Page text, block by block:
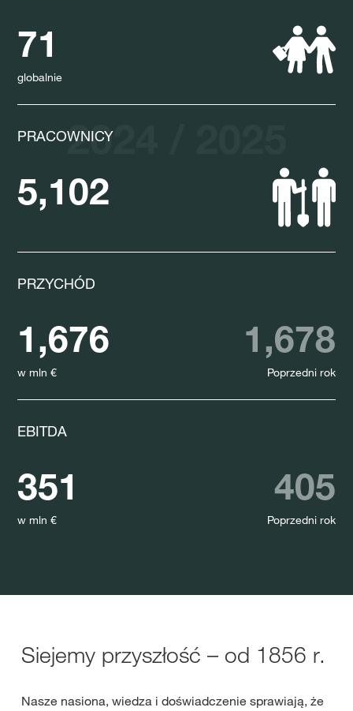
2024 / 2025
71
globalnie
PRACOWNICY
5,102
PRZYCHÓD
1,676
w mln €
1,678
Poprzedni rok
EBITDA
351
w mln €
405
Poprzedni rok
Siejemy przyszłość – od 1856 r.
Nasze nasiona, wiedza i doświadczenie sprawiają, że